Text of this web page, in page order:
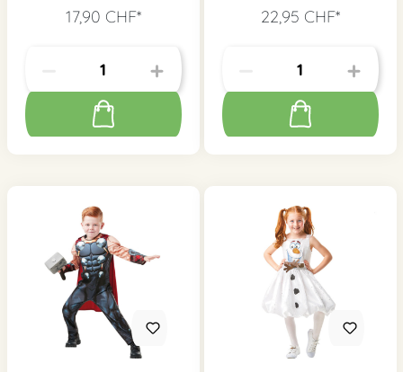
17,90 CHF*
22,95 CHF*